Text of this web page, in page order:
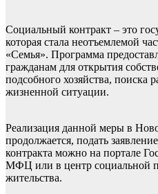
Социальный контракт – это
которая стала неотъемлемой
«Семья». Программа
гражданам для открытия
подсобного хозяйства, поиска
жизненной ситуации.
Реализация данной меры в
продолжается, подать
контракта можно на портале
МФЦ или в центр социальной
жительства.